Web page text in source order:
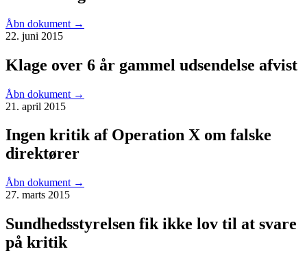
Åbn dokument →
22. juni 2015
Klage over 6 år gammel udsendelse afvist
Åbn dokument →
21. april 2015
Ingen kritik af Operation X om falske
direktører
Åbn dokument →
27. marts 2015
Sundhedsstyrelsen fik ikke lov til at svare
på kritik